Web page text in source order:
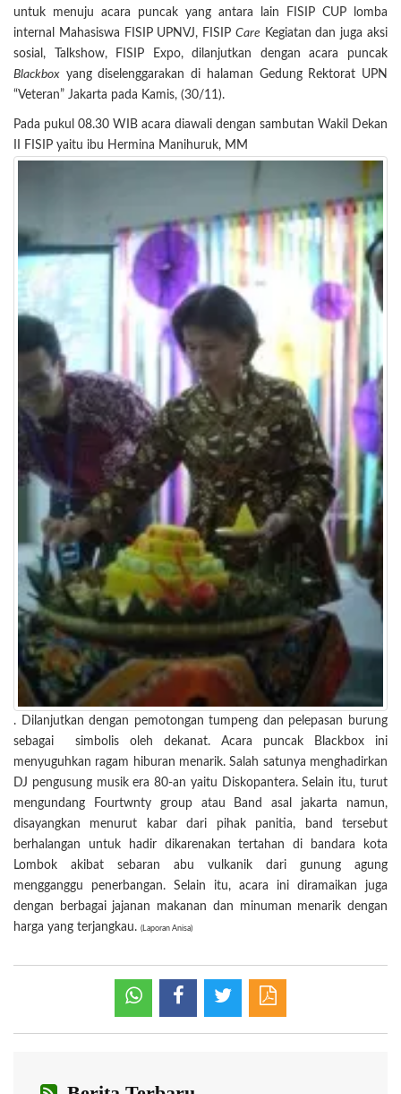
untuk menuju acara puncak yang antara lain FISIP CUP lomba
internal Mahasiswa FISIP UPNVJ, FISIP Care Kegiatan dan juga aksi
sosial, Talkshow, FISIP Expo, dilanjutkan dengan acara puncak
Blackbox yang diselenggarakan di halaman Gedung Rektorat UPN
“Veteran” Jakarta pada Kamis, (30/11).
Pada pukul 08.30 WIB acara diawali dengan sambutan Wakil Dekan
II FISIP yaitu ibu Hermina Manihuruk, MM
. Dilanjutkan dengan pemotongan tumpeng dan pelepasan burung
sebagai simbolis oleh dekanat. Acara puncak Blackbox ini
menyuguhkan ragam hiburan menarik. Salah satunya menghadirkan
DJ pengusung musik era 80-an yaitu Diskopantera. Selain itu, turut
mengundang Fourtwnty group atau Band asal jakarta namun,
disayangkan menurut kabar dari pihak panitia, band tersebut
berhalangan untuk hadir dikarenakan tertahan di bandara kota
Lombok akibat sebaran abu vulkanik dari gunung agung
mengganggu penerbangan. Selain itu, acara ini diramaikan juga
dengan berbagai jajanan makanan dan minuman menarik dengan
harga yang terjangkau. (Laporan Anisa)